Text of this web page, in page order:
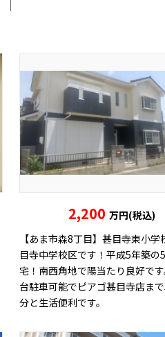
2,200万円(税込)
【あま市森8丁目】甚目寺東小学
目寺中学校区です！平成5年築の
宅！南西角地で陽当たり良好で
台駐車可能でピアゴ甚目寺店ま
分と生活便利です。